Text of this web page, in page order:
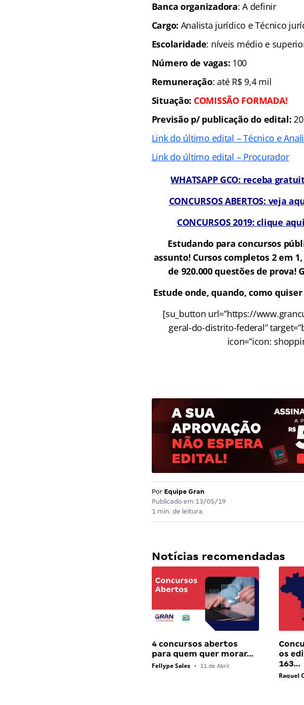
Banca organizadora: A definir
Cargo: Analista jurídico e Técnico
Escolaridade: níveis médio e
Número de vagas: 100
Remuneração: até R$ 9,4 mil
Situação: COMISSÃO FORMADA!
Previsão p/ publicação do edital:
Link do último edital – Técnico e
Link do último edital – Procurador
WHATSAPP GCO: receba
CONCURSOS ABERTOS: veja
CONCURSOS 2019: clique
Estudando para concursos
assunto! Cursos completos 2 em
de 920.000 questões de prova!
Estude onde, quando, como
[su_button url=”https://
geral-do-distrito-federal”
icon=”icon:
Por Equipe Gran
Publicado em 13/05/19
1 min. de leitura
Notícias recomendadas
4 concursos abertos
para quem quer morar…
Fellype Sales • 11 de Abril
os
163…
Raquel